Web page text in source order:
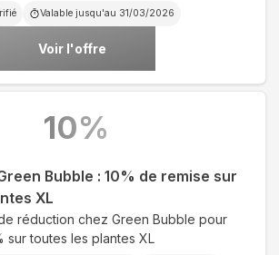
Valable jusqu'au 31/03/2026
Voir l'offre
Bubble : 10% de remise sur
XL
réduction chez Green Bubble pour
sur toutes les plantes XL
10%